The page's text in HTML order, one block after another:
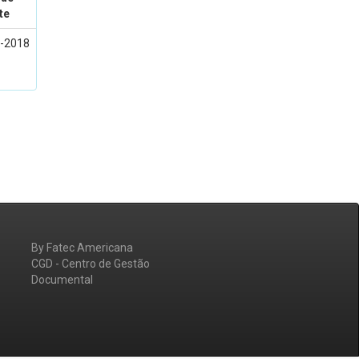
2018
By Fatec Americana
CGD - Centro de Gestão
Documental